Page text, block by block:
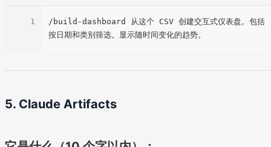
1
/build-dashboard 从这个 CSV 创建交互式仪表盘。包括
5. Claude Artifacts